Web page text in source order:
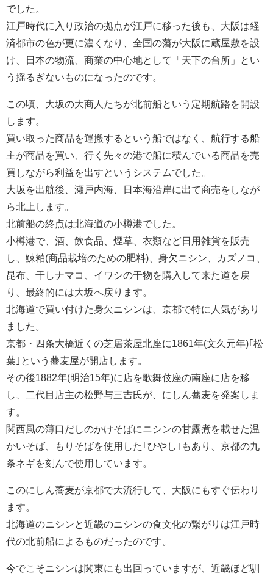
でした。
江戸時代に入り政治の拠点が江戸に移った後も、大阪は経
済都市の色が更に濃くなり、全国の藩が大阪に蔵屋敷を設
け、日本の物流、商業の中心地として「天下の台所」とい
う揺るぎないものになったのです。
この頃、大坂の大商人たちが北前船という定期航路を開設
します。
買い取った商品を運搬するという船ではなく、航行する船
主が商品を買い、行く先々の港で船に積んでいる商品を売
買しながら利益を出すというシステムでした。
大坂を出航後、瀬戸内海、日本海沿岸に出て商売をしなが
ら北上します。
北前船の終点は北海道の小樽港でした。
小樽港で、酒、飲食品、煙草、衣類など日用雑貨を販売
し、鰊粕(商品栽培のための肥料)、身欠ニシン、カズノコ、
昆布、干しナマコ、イワシの干物を購入して来た道を戻
り、最終的には大坂へ戻ります。
北海道で買い付けた身欠ニシンは、京都で特に人気があり
ました。
京都・四条大橋近くの芝居茶屋北座に1861年(文久元年)｢松
葉｣という蕎麦屋が開店します。
その後1882年(明治15年)に店を歌舞伎座の南座に店を移
し、二代目店主の松野与三吉氏が、にしん蕎麦を発案しま
す。
関西風の薄口だしのかけそばにニシンの甘露煮を載せた温
かいそば、もりそばを使用した｢ひやし｣もあり、京都の九
条ネギを刻んで使用しています。
このにしん蕎麦が京都で大流行して、大阪にもすぐ伝わり
ます。
北海道のニシンと近畿のニシンの食文化の繋がりは江戸時
代の北前船によるものだったのです。
今でこそニシンは関東にも出回っていますが、近畿ほど馴